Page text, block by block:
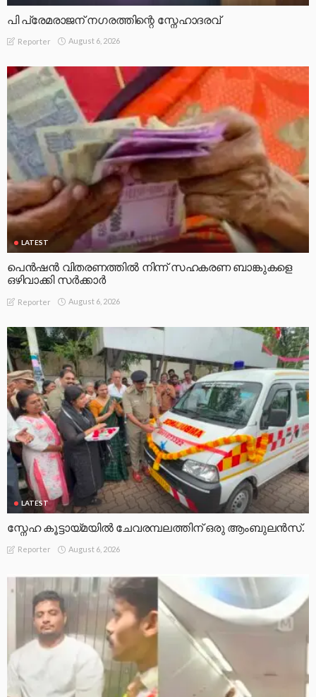
പി പ്രേമരാജന് നഗരത്തിന്റെ സ്നേഹാദരവ്
Reporter August 6, 2026
LATEST
പെൻഷൻ വിതരണത്തിൽ നിന്ന് സഹകരണ ബാങ്കുകളെ
ഒഴിവാക്കി സർക്കാർ
Reporter August 6, 2026
LATEST
സ്നേഹ കൂട്ടായ്മയിൽ ചേവരമ്പലത്തിന് ഒരു ആംബുലൻസ്.
Reporter August 6, 2026